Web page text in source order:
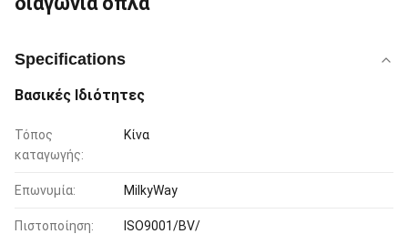
Specifications
Βασικές Ιδιότητες
Τόπος
καταγωγής:
Κίνα
Επωνυμία: MilkyWay
Πιστοποίηση: ISO9001/BV/